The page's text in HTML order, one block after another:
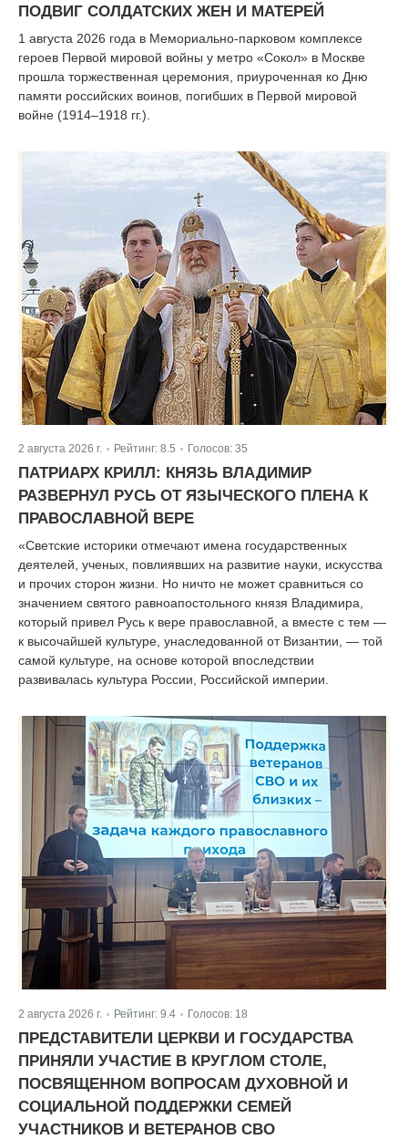
ПОДВИГ СОЛДАТСКИХ ЖЕН И МАТЕРЕЙ
1 августа 2026 года в Мемориально‑парковом комплексе
героев Первой мировой войны у метро «Сокол» в Москве
прошла торжественная церемония, приуроченная ко Дню
памяти российских воинов, погибших в Первой мировой
войне (1914–1918 гг.).
2 августа 2026 г. Рейтинг: 8.5 Голосов: 35
ПАТРИАРХ КРИЛЛ: КНЯЗЬ ВЛАДИМИР
РАЗВЕРНУЛ РУСЬ ОТ ЯЗЫЧЕСКОГО ПЛЕНА К
ПРАВОСЛАВНОЙ ВЕРЕ
«Светские историки отмечают имена государственных
деятелей, ученых, повлиявших на развитие науки, искусства
и прочих сторон жизни. Но ничто не может сравниться со
значением святого равноапостольного князя Владимира,
который привел Русь к вере православной, а вместе с тем —
к высочайшей культуре, унаследованной от Византии, — той
самой культуре, на основе которой впоследствии
развивалась культура России, Российской империи.
2 августа 2026 г. | Рейтинг: 9.4 Голосов: 18
ПРЕДСТАВИТЕЛИ ЦЕРКВИ И ГОСУДАРСТВА
ПРИНЯЛИ УЧАСТИЕ В КРУГЛОМ СТОЛЕ,
ПОСВЯЩЕННОМ ВОПРОСАМ ДУХОВНОЙ И
СОЦИАЛЬНОЙ ПОДДЕРЖКИ СЕМЕЙ
УЧАСТНИКОВ И ВЕТЕРАНОВ СВО